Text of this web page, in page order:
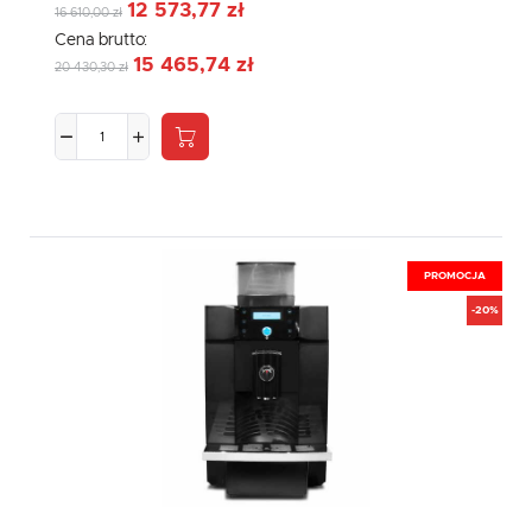
16 610,00 zł 12 573,77 zł
Cena brutto:
20 430,30 zł 15 465,74 zł
PROMOCJA
-20%